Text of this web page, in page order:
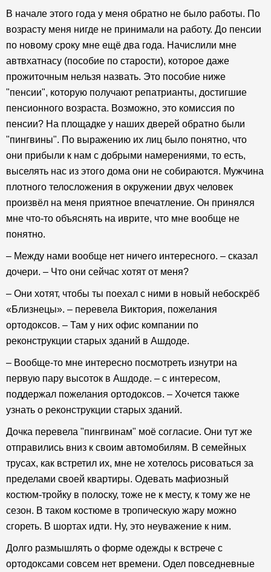
В начале этого года у меня обратно не было работы. По
возрасту меня нигде не принимали на работу. До пенсии
по новому сроку мне ещё два года. Начислили мне
автвхатнасу (пособие по старости), которое даже
прожиточным нельзя назвать. Это пособие ниже
"пенсии", которую получают репатрианты, достигшие
пенсионного возраста. Возможно, это комиссия по
пенсии? На площадке у наших дверей обратно были
"пингвины". По выражению их лиц было понятно, что
они прибыли к нам с добрыми намерениями, то есть,
выселять нас из этого дома они не собираются. Мужчина
плотного телосложения в окружении двух человек
произвёл на меня приятное впечатление. Он принялся
мне что-то объяснять на иврите, что мне вообще не
понятно.
– Между нами вообще нет ничего интересного. – сказал
дочери. – Что они сейчас хотят от меня?
– Они хотят, чтобы ты поехал с ними в новый небоскрёб
«Близнецы». – перевела Виктория, пожелания
ортодоксов. – Там у них офис компании по
реконструкции старых зданий в Ашдоде.
– Вообще-то мне интересно посмотреть изнутри на
первую пару высоток в Ашдоде. – с интересом,
поддержал пожелания ортодоксов. – Хочется также
узнать о реконструкции старых зданий.
Дочка перевела "пингвинам" моё согласие. Они тут же
отправились вниз к своим автомобилям. В семейных
трусах, как встретил их, мне не хотелось рисоваться за
пределами своей квартиры. Одевать мафиозный
костюм-тройку в полоску, тоже не к месту, к тому же не
сезон. В таком костюме в тропическую жару можно
сгореть. В шортах идти. Ну, это неуважение к ним.
Долго размышлять о форме одежды к встрече с
ортодоксами совсем нет времени. Одел повседневные